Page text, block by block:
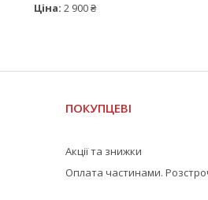
Ціна: 2 900 ₴
ПОКУПЦЕВІ
Акції та знижки
Оплата частинами.